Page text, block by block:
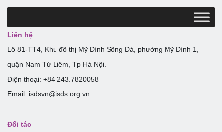
Liên hệ
Lô 81-TT4, Khu đô thị Mỹ Đình Sông Đà, phường Mỹ Đình 1,
quận Nam Từ Liêm, Tp Hà Nội.
Điện thoại: +84.243.7820058
Email: isdsvn@isds.org.vn
Đối tác